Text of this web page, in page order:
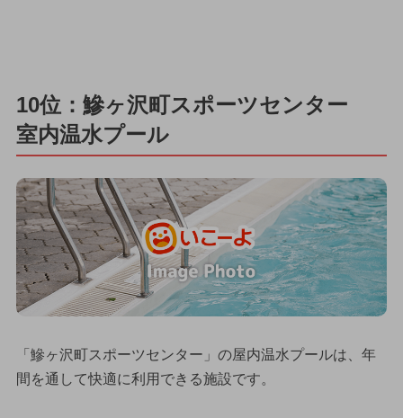
10位：鰺ヶ沢町スポーツセンター
室内温水プール
「鰺ヶ沢町スポーツセンター」の屋内温水プールは、年
間を通して快適に利用できる施設です。